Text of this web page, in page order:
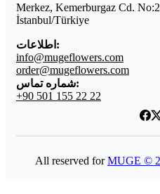
Merkez, Kemerburgaz Cd.
İstanbul/Türkiye
اطلاعات:
info@mugeflowers.com
order@mugeflowers.com
شماره تماس:
+90 501 155 22 22
All reserved forMUGE ©